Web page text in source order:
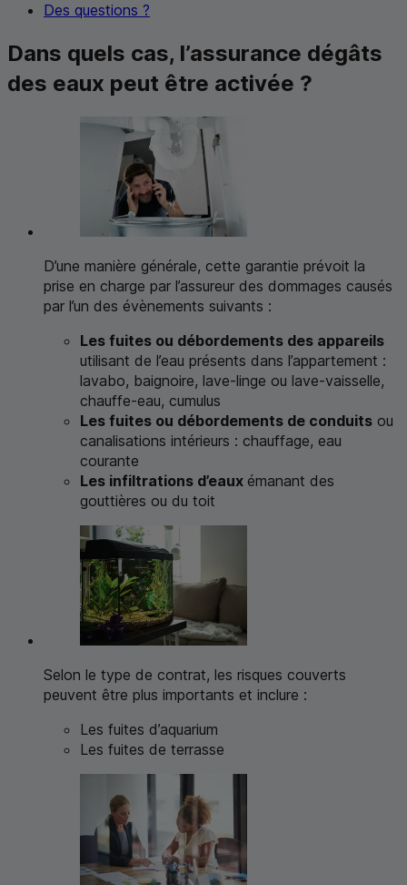
Des questions ?
Dans quels cas, l’assurance dégâts
des eaux peut être activée ?
D’une manière générale, cette garantie prévoit la
prise en charge par l’assureur des dommages causés
par l’un des évènements suivants :
Les fuites ou débordements des appareils
utilisant de l’eau présents dans l’appartement :
lavabo, baignoire, lave-linge ou lave-vaisselle,
chauffe-eau, cumulus
Les fuites ou débordements de conduits ou
canalisations intérieurs : chauffage, eau
courante
Les infiltrations d’eaux émanant des
gouttières ou du toit
Selon le type de contrat, les risques couverts
peuvent être plus importants et inclure :
Les fuites d’aquarium
Les fuites de terrasse